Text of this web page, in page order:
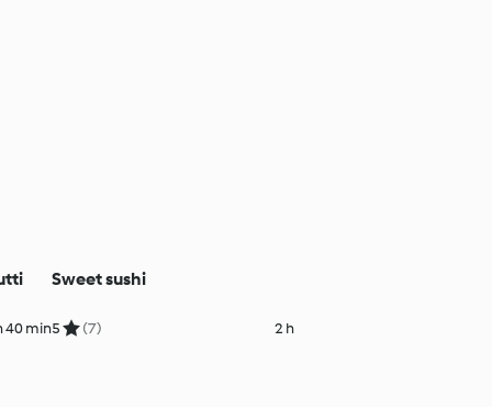
40 min
Sweet sushi
5 (7) 2 h